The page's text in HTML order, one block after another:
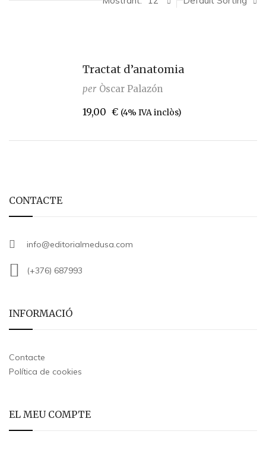
Tractat d’anatomia
per Òscar Palazón
19,00 € (4% IVA inclòs)
CONTACTE
info@editorialmedusa.com
(+376) 687993
INFORMACIÓ
Contacte
Política de cookies
EL MEU COMPTE